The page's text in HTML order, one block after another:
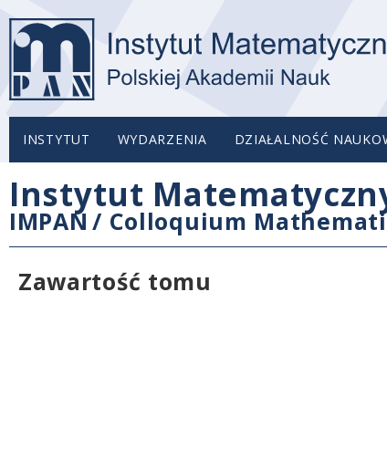
INSTYTUT WYDARZENIA DZIAŁALNOŚĆ
Instytut
IMPAN / Colloquium
Zawartość tomu